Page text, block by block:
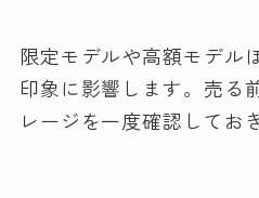
限定モデルや高額モデル
印象に影響します。売る
レージを一度確認してお